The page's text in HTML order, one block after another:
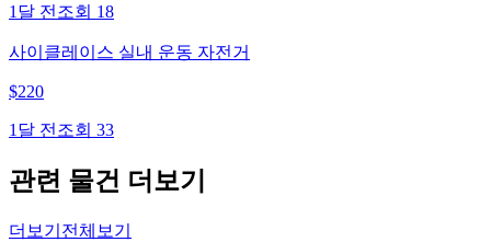
1달 전 조회 18
사이클레이스 실내 운동 자전거
$220
1달 전 조회 33
관련 물건 더보기
더보기 전체보기